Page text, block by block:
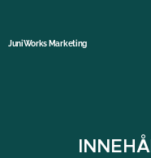
JuniWorks Marketing